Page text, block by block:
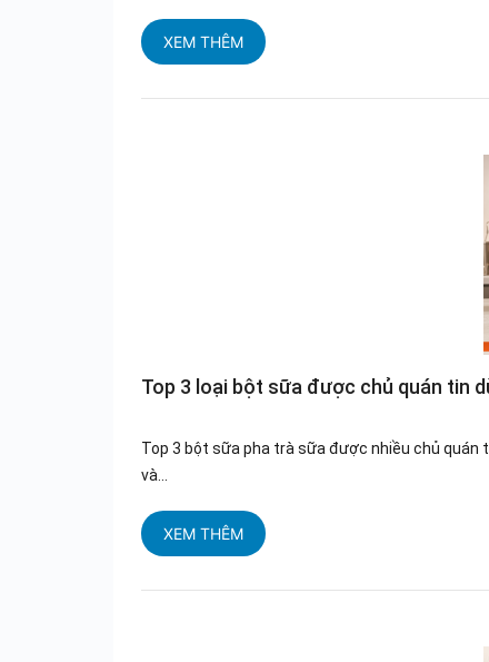
XEM THÊM
Top 3 loại bột sữa được chủ quán tin
Top 3 bột sữa pha trà sữa được nhiều chủ quán
và...
XEM THÊM